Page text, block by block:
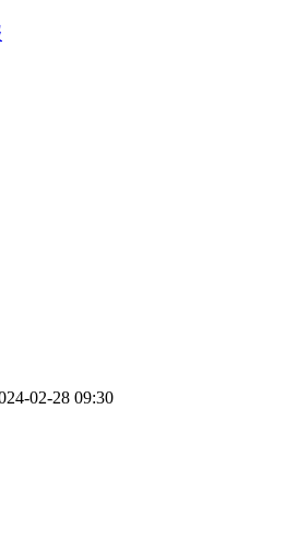
02-28 09:30